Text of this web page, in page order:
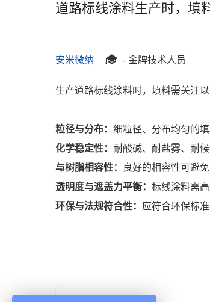
道路标线涂料生产时，填
安米微纳  - 金牌技术人员
生产道路标线涂料时，填料需关注以
粒径与分布： 细粒径、分布均匀的
化学稳定性： 耐酸碱、耐盐雾、耐
与树脂相容性：
良好的相容性可避
透明度与遮盖力平衡： 标线涂料需
环保与法规符合性： 应符合环保标